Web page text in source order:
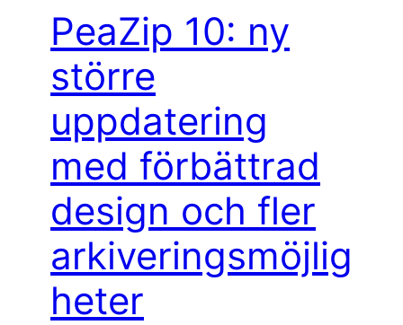
PeaZip 10: ny
större
uppdatering
med förbättrad
design och fler
arkiveringsmöjlig
heter